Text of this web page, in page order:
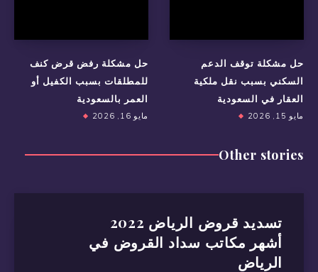
حل مشكلة رفض قرض كنف
للمطلقات بسبب الكفيل أو
العمر بالسعودية
مايو 16, 2026
حل مشكلة توقف الدعم
السكني بسبب نقل ملكية
العقار في السعودية
مايو 15, 2026
Other stories
تسديد قروض الرياض 2022
أشهر مكاتب سداد القروض في
الرياض